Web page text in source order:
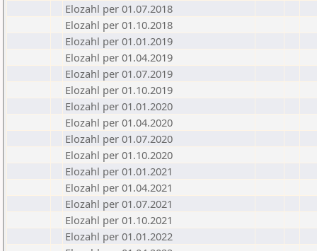
Elozahl per 01.07.2018
Elozahl per 01.10.2018
Elozahl per 01.01.2019
Elozahl per 01.04.2019
Elozahl per 01.07.2019
Elozahl per 01.10.2019
Elozahl per 01.01.2020
Elozahl per 01.04.2020
Elozahl per 01.07.2020
Elozahl per 01.10.2020
Elozahl per 01.01.2021
Elozahl per 01.04.2021
Elozahl per 01.07.2021
Elozahl per 01.10.2021
Elozahl per 01.01.2022